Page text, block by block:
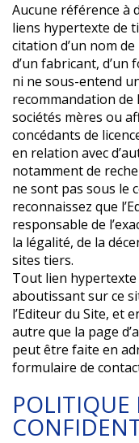
Aucune référence à
liens hypertexte de
citation d’un nom
d’un fabricant,
ni ne sous-entend
recommandation de
sociétés mères ou
concédants de
en relation avec
notamment de
ne sont pas sous le
reconnaissez que
responsable de
la légalité, de la
sites tiers.
Tout lien
aboutissant sur ce
l’Editeur du Site, et
autre que la page
peut être faite en
formulaire de
POLITIQUE